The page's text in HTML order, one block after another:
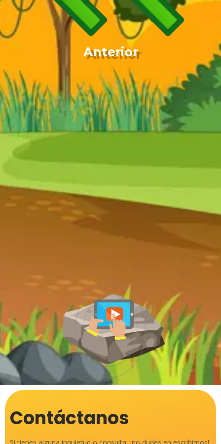
Anterior
Contáctanos